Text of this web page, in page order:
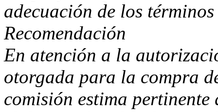
adecuación de los
Recomendación
En atención a la
otorgada para la compra
comisión estima